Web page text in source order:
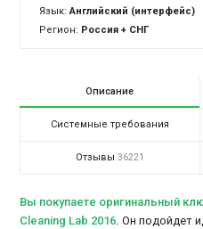
Язык:Английский (интерфейс)
Регион: Россия + СНГ
Описание
Системные требования
Отзывы 36221
Вы покупаете оригинальный
Cleaning Lab 2016. Он подойдет